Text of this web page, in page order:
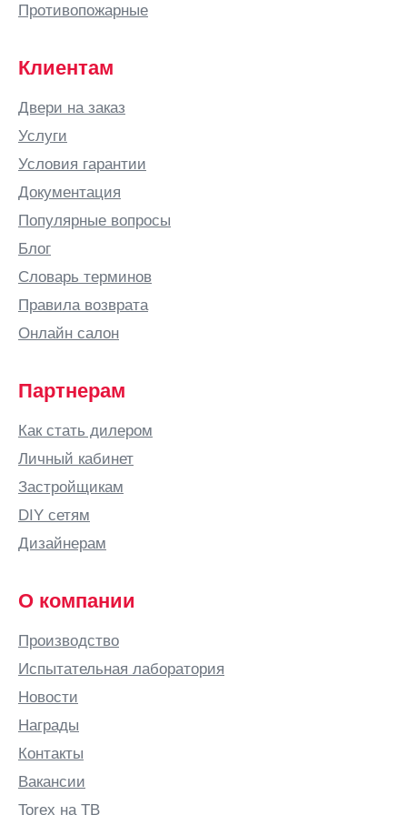
Белая
Калитва
Белгород
Белово
Белозерск
Белорецк
Белореченск
Березники
Бийск
Бишкек
Благовещенск
Богородск
Братск
Брянск
Бугуруслан
Буденновск
Бузулук
Бутурлино
В
Валдай
Великие
Луки
Противопожарные
Клиентам
Двери на заказ
Услуги
Условия гарантии
Документация
Популярные вопросы
Блог
Словарь терминов
Правила возврата
Онлайн салон
Партнерам
Как стать дилером
Личный кабинет
Застройщикам
DIY сетям
Дизайнерам
О компании
Производство
Испытательная лаборатория
Новости
Награды
Контакты
Вакансии
Torex на ТВ